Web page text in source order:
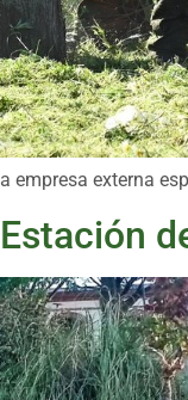
empresa externa